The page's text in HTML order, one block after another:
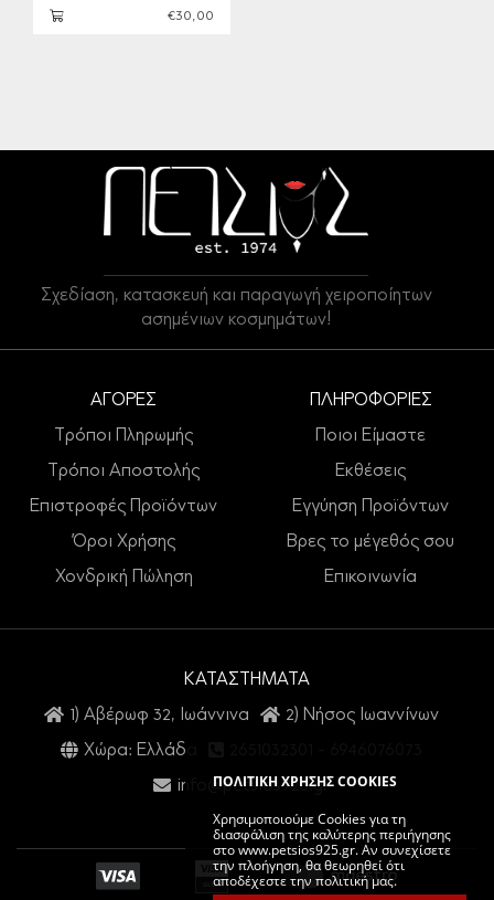
ΠΟΛΙΤΙΚΗ ΧΡΗΣΗΣ COOKIES
Χρησιμοποιούμε Cookies για τη
διασφάλιση της καλύτερης περιήγησης
στο www.petsios925.gr. Αν συνεχίσετε
την πλοήγηση, θα θεωρηθεί ότι
αποδέχεστε την πολιτική μας.
€30,00
Σχεδίαση, κατασκευή και παραγωγή χειροποίητων
ασημένιων κοσμημάτων!
ΑΓΟΡΕΣ
Τρόποι Πληρωμής
Τρόποι Αποστολής
Επιστροφές Προϊόντων
Όροι Χρήσης
Χονδρική Πώληση
ΠΛΗΡΟΦΟΡΙΕΣ
Ποιοι Είμαστε
Εκθέσεις
Εγγύηση Προϊόντων
Βρες το μέγεθός σου
Επικοινωνία
ΚΑΤΑΣΤΗΜΑΤΑ
1) Αβέρωφ 32, Ιωάννινα
2) Νήσος Ιωαννίνων
Χώρα: Ελλάδα
info@petsios925.gr